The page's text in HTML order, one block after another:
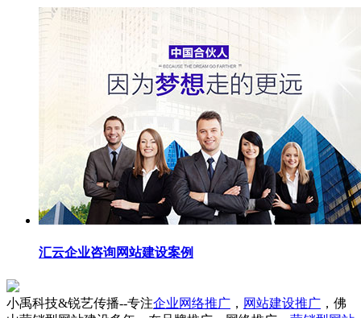
汇云企业咨询网站建设案例
小禹科技&锐艺传播--专注企业网络推广 ， 网站建设推广 ，佛